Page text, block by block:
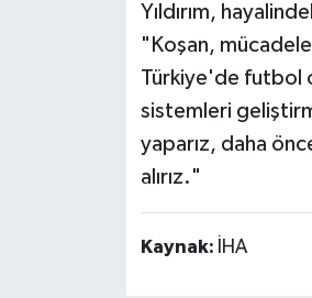
Yıldırım,
"Koşan,
Türkiye'de futbol
sistemleri
yaparız, daha
alırız."
Kaynak: İHA